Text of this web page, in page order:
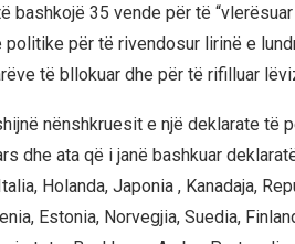
bashkojë 35 vende për të
për të rivendosur lirinë e
të bllokuar dhe për të rifilluar
nënshkruesit e një deklarate të
dhe ata që i janë bashkuar
Holanda, Japonia , Kanadaja,
Estonia, Norvegjia, Suedia,